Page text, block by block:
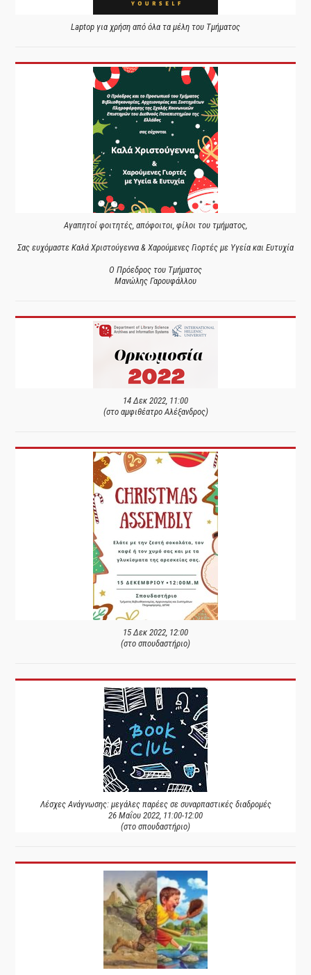
Laptop για χρήση από όλα τα μέλη του Τμήματος
Αγαπητοί φοιτητές, απόφοιτοι, φίλοι του τμήματος,
Σας ευχόμαστε Καλά Χριστούγεννα & Χαρούμενες Γιορτές με Υγεία και Ευτυχία
Ο Πρόεδρος του Τμήματος
Μανώλης Γαρουφάλλου
14 Δεκ 2022, 11:00
(στο αμφιθέατρο Αλέξανδρος)
15 Δεκ 2022, 12:00
(στο σπουδαστήριο)
Λέσχες Ανάγνωσης: μεγάλες παρέες σε συναρπαστικές διαδρομές
26 Μαΐου 2022, 11:00-12:00
(στο σπουδαστήριο)